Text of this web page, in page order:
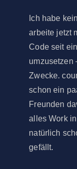
Ich habe
arbeite jetzt
Code seit
umzusetzen
Zwecke.
schon ein
Freunden
alles Work
natürlich
gefällt.